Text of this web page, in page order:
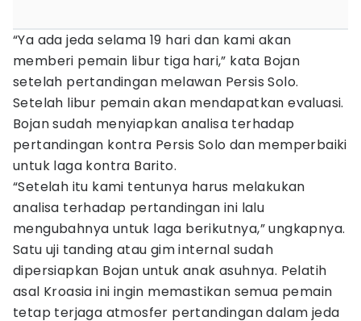
“Ya ada jeda selama 19 hari dan kami akan
memberi pemain libur tiga hari,” kata Bojan
setelah pertandingan melawan Persis Solo.
Setelah libur pemain akan mendapatkan evaluasi.
Bojan sudah menyiapkan analisa terhadap
pertandingan kontra Persis Solo dan memperbaiki
untuk laga kontra Barito.
“Setelah itu kami tentunya harus melakukan
analisa terhadap pertandingan ini lalu
mengubahnya untuk laga berikutnya,” ungkapnya.
Satu uji tanding atau gim internal sudah
dipersiapkan Bojan untuk anak asuhnya. Pelatih
asal Kroasia ini ingin memastikan semua pemain
tetap terjaga atmosfer pertandingan dalam jeda